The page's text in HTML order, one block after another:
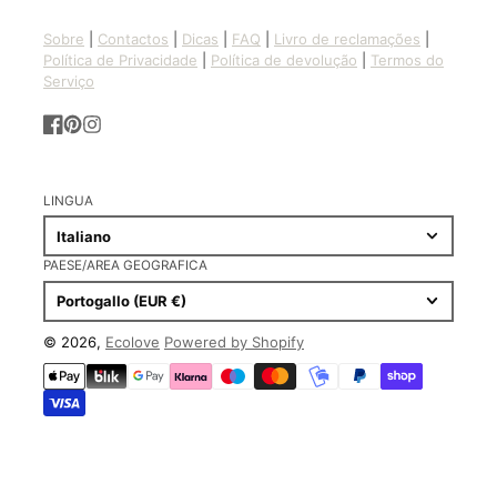
Sobre Contactos Dicas FAQ Livro de reclamações
Política de Privacidade
Política de devolução
Termos do
Serviço
LINGUA
Italiano
PAESE/AREA GEOGRAFICA
Portogallo (EUR €)
© 2026, Ecolove Powered by Shopify
Metodi
di
pagamento